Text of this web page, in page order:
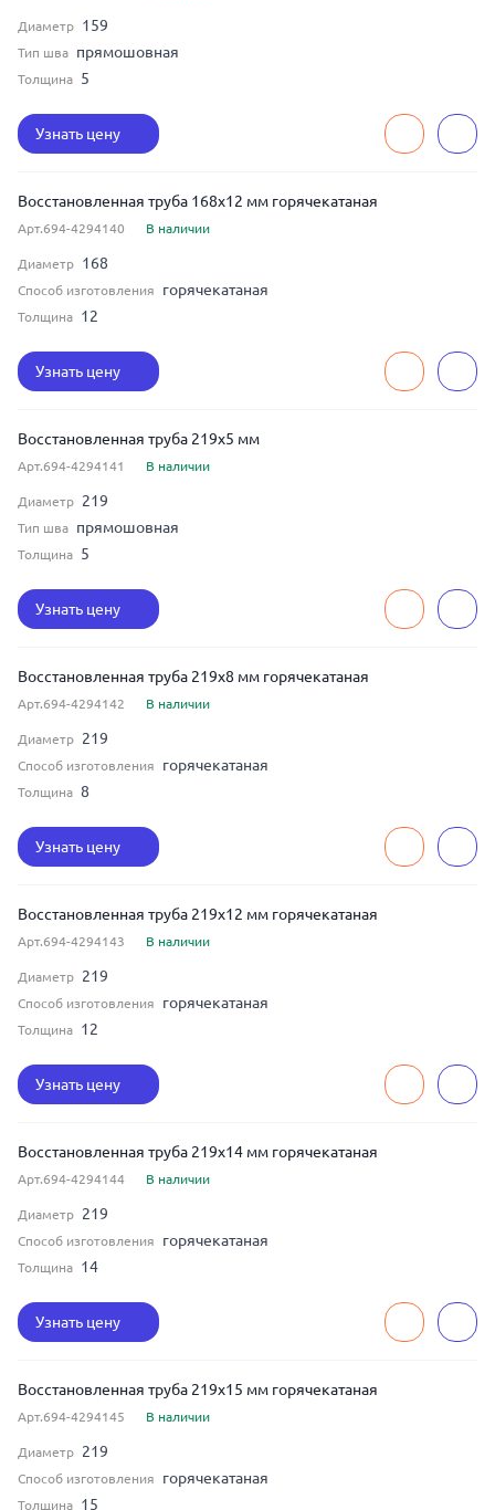
Диаметр 159
Тип шва прямошовная
Толщина 5
Узнать цену
Восстановленная труба 168x12 мм горячекатаная
Арт.694-4294140 В наличии
Диаметр 168
Способ изготовления горячекатаная
Толщина 12
Узнать цену
Восстановленная труба 219x5 мм
Арт.694-4294141 В наличии
Диаметр 219
Тип шва прямошовная
Толщина 5
Узнать цену
Восстановленная труба 219x8 мм горячекатаная
Арт.694-4294142 В наличии
Диаметр 219
Способ изготовления горячекатаная
Толщина 8
Узнать цену
Восстановленная труба 219x12 мм горячекатаная
Арт.694-4294143 В наличии
Диаметр 219
Способ изготовления горячекатаная
Толщина 12
Узнать цену
Восстановленная труба 219x14 мм горячекатаная
Арт.694-4294144 В наличии
Диаметр 219
Способ изготовления горячекатаная
Толщина 14
Узнать цену
Восстановленная труба 219x15 мм горячекатаная
Арт.694-4294145 В наличии
Диаметр 219
Способ изготовления горячекатаная
Толщина 15